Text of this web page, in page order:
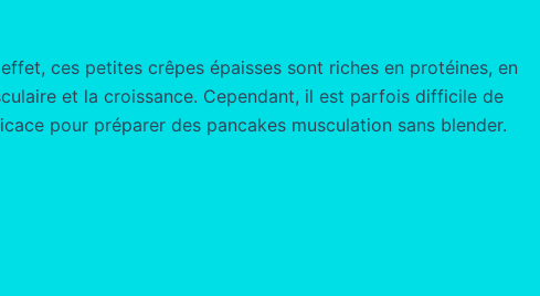
ces petites crêpes épaisses sont riches en protéines, en
et la croissance. Cependant, il est parfois difficile de
pour préparer des pancakes musculation sans blender.